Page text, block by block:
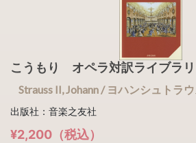
こうもり オペラ対訳ライブ
Strauss II, Johann / ヨハンシュトラ
出版社：音楽之友社
¥2,200（税込）